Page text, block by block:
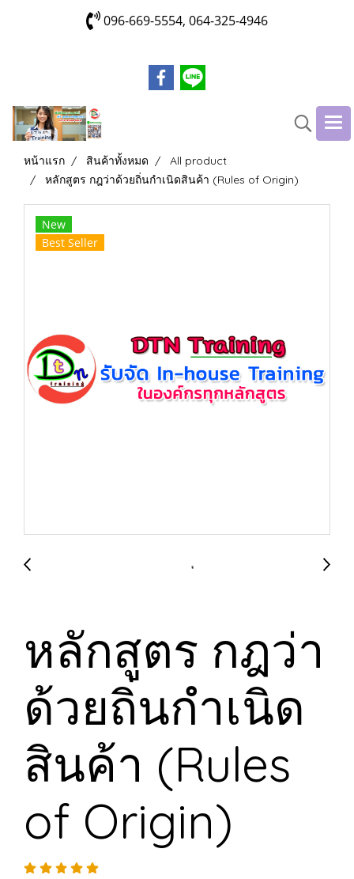
096-669-5554, 064-325-4946
หน้าแรก สินค้าทั้งหมด
All product
หลักสูตร กฎว่าด้วยถิ่นกำเนิดสินค้า (Rules of Origin)
New
Best Seller
หลักสูตร กฎว่า
ด้วยถิ่นกำเนิด
สินค้า (Rules
of Origin)